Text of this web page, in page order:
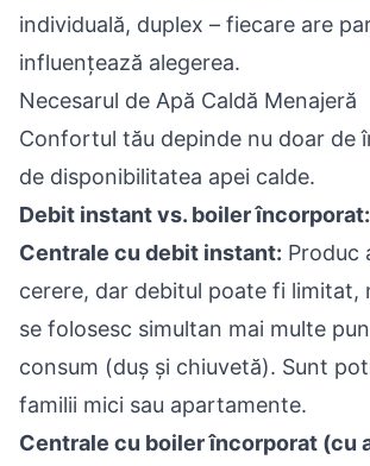
individuală, duplex – fiecare are
influențează alegerea.
Necesarul de Apă Caldă Menajeră
Confortul tău depinde nu doar de
de disponibilitatea apei calde.
Debit instant vs. boiler încorporat:
Centrale cu debit instant: Produc
cerere, dar debitul poate fi limitat,
se folosesc simultan mai multe
consum (duș și chiuvetă). Sunt
familii mici sau apartamente.
Centrale cu boiler încorporat (cu